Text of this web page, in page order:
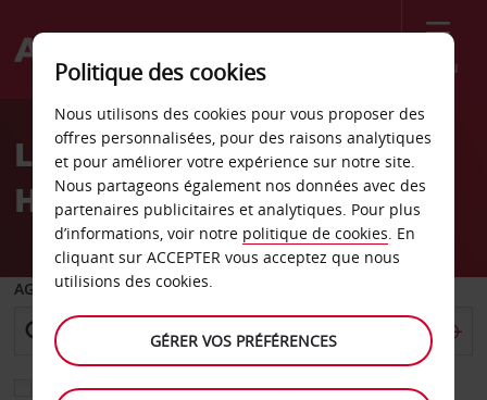
Menu
Welcome
AvisLocation de voiture
Hammamet
AGENCE DE DÉPART
Sélectionnez une autre agence de retour
Politique des cookies
Nous utilisons des cookies pour vous proposer des
offres personnalisées, pour des raisons analytiques
et pour améliorer votre expérience sur notre site.
Nous partageons également nos données avec des
partenaires publicitaires et analytiques. Pour plus
d’informations, voir notre politique de cookies. En
cliquant sur ACCEPTER vous acceptez que nous
utilisions des cookies.
GÉRER VOS PRÉFÉRENCES